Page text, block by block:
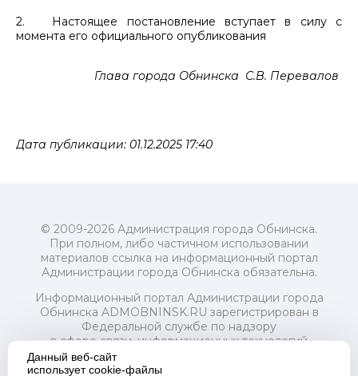
2. Настоящее постановление вступает в силу с
момента его официального опубликования
Глава города Обнинска С.В. Перевалов
Дата публикации: 01.12.2025 17:40
© 2009-2026 Администрация города Обнинска.
При полном, либо частичном использовании
материалов ссылка на информационный портал
Администрации города Обнинска обязательна.
Информационный портал Администрации города
Обнинска ADMOBNINSK.RU зарегистрирован в
Федеральной службе по надзору
в сфере связи, информационных технологий
и массовых коммуникаций (Роскомнадзор) 24 июля
2018 года.
Данный веб-сайт
использует cookie-файлы